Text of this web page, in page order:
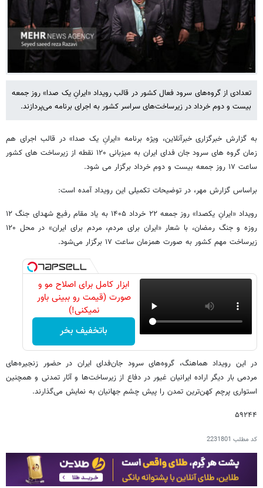
تعدادی از گروه‌های سرود فعال کشور در قالب رویداد «ایرانِ یک صدا» روز جمعه
بیست و دوم خرداد در زیرساخت‌های سراسر کشور به اجرای برنامه می‌پردازند.
به گزارش خبرگزاری خبرآنلاین، ویژه برنامه «ایرانِ یک صدا» در قالب اجرای هم
زمان گروه های سرود جان فدای ایران به میزبانی ۱۲۰ نقطه از زیرساخت های کشور
ساعت ۱۷ روز جمعه بیست و دوم خرداد برگزار می شود.
براساس گزارش مهر، در توضیحات تکمیلی این رویداد آمده است:
رویداد «ایرانِ یکصدا» روز جمعه ۲۲ خرداد ۱۴۰۵ به یاد مقام رفیع شهدای جنگ ۱۲
روزه و جنگ رمضان، با شعار «ایران برای مردم، مردم برای ایران» در محل ۱۲۰
زیرساخت‌ مهم کشور به صورت همزمان ساعت ۱۷ برگزار می‌شود.
ابزار کامل برای اصلاح مو و
صورت (قیمت رو ببینی باور
نمیکنی!)
باتخفیف بخر
در این رویداد هماهنگ، گروه‌های سرود جان‌فدای ایران در حضور زنجیره‌های
مردمی بار دیگر اراده ایرانیان غیور در دفاع از زیرساخت‌ها و آثار تمدنی و همچنین
استواری پرچم کهن‌ترین تمدن را پیش چشم جهانیان به نمایش می‌گذارند.
۵۹۲۴۴
کد مطلب 2231801